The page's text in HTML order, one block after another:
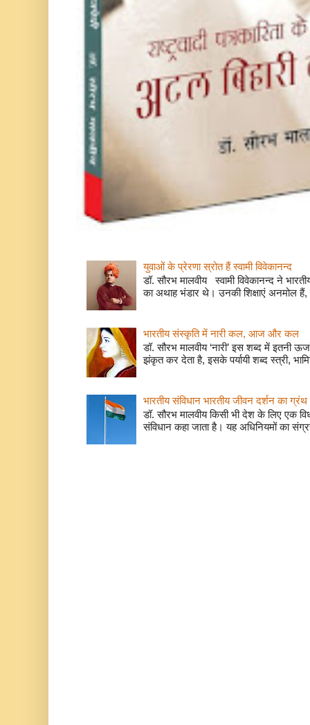
युवाओं के प्रेरणा स्रोत हैं स्वामी विवेकानन्द
डॉ. सौरभ मालवीय स्वामी विवेकानन्द ने
का अथाह भंडार थे। उनकी शिक्षाएं अनमोल हैं,
भारतीय संस्कृति में नारी कल, आज और कल
डॉ. सौरभ मालवीय ‘नारी’ इस शब्द में इतनी
झंकृत कर देता है, इसके पर्यायी शब्द स्त्री,
भारतीय संविधान भारतीय जीवन दर्शन का ग्रंथ
डॉ. सौरभ मालवीय किसी भी देश के लिए एक
संविधान कहा जाता है। यह अधिनियमों का